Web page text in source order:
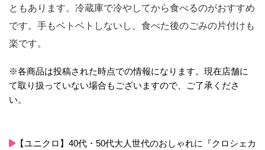
ともあります。冷蔵庫で冷やしてから食べるのがおすすめ
です。手もベトベトしないし、食べた後のごみの片付けも
楽です。
※各商品は投稿された時点での情報になります。現在店舗に
て取り扱っていない場合もございますので、ご了承くださ
い。
【ユニクロ】40代・50代大人世代のおしゃれに『クロシェカ